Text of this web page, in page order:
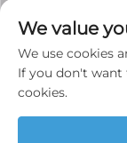
Prawa autorskie
Wszelkie
We value
We use cookies
If you don't want
cookies.